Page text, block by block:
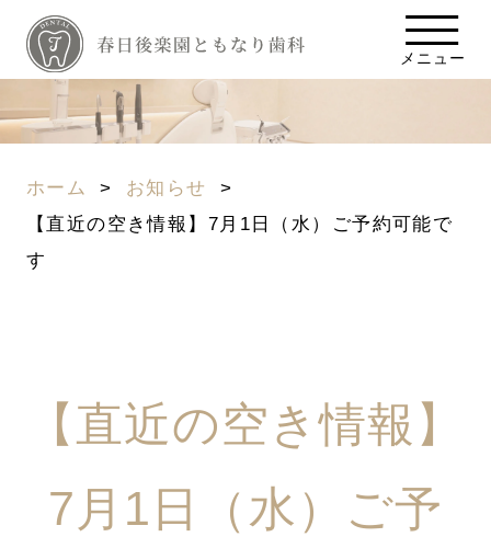
メニュー
ホーム
お知らせ
【直近の空き情報】7月1日（水）ご予約可能で
す
【直近の空き情報】
7月1日（水）ご予